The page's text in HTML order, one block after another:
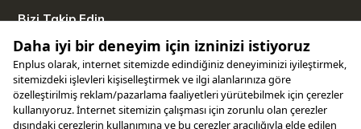
Bizi Takip Edin
Uygulamamızı İndirin